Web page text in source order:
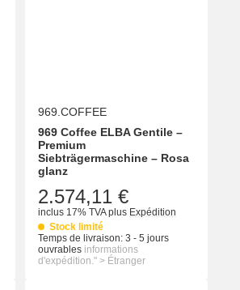
969.COFFEE
969 Coffee ELBA Gentile –
Premium
Siebträgermaschine – Rosa
glanz
2.574,11 €
inclus 17% TVAplus Expédition
Stock limité
Temps de livraison: 3 - 5 jours
ouvrables informations
d'expédition." > Étranger